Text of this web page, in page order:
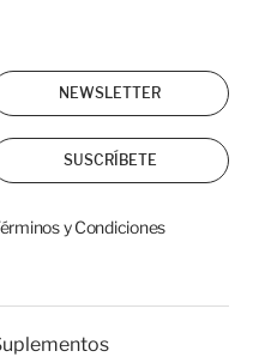
NEWSLETTER
SUSCRÍBETE
y Condiciones